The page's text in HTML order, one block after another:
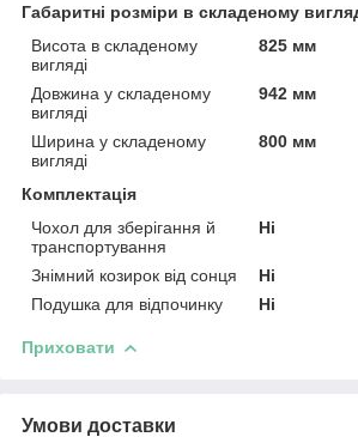
Габаритні розміри в складеному
Висота в складеному
вигляді
825 мм
Довжина у складеному
вигляді
942 мм
Ширина у складеному
вигляді
800 мм
Комплектація
Чохол для зберігання й
транспортування
Ні
Знімний козирок від сонця
Ні
Подушка для відпочинку
Ні
Приховати
Умови доставки